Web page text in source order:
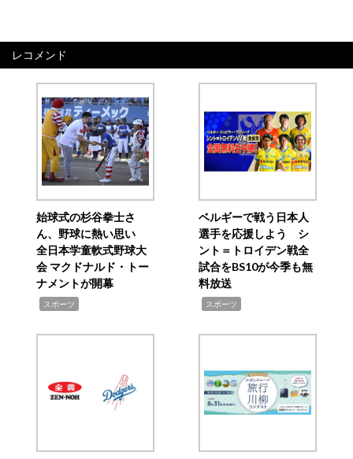
レコメンド
始球式の杉谷拳士さ
ん、野球に熱い思い
全日本学童軟式野球大
会 マクドナルド・トー
ナメントが開幕
スポーツ
ベルギーで戦う日本人
選手を応援しよう シ
ント＝トロイデン戦全
試合をBS10が今季も無
料放送
スポーツ